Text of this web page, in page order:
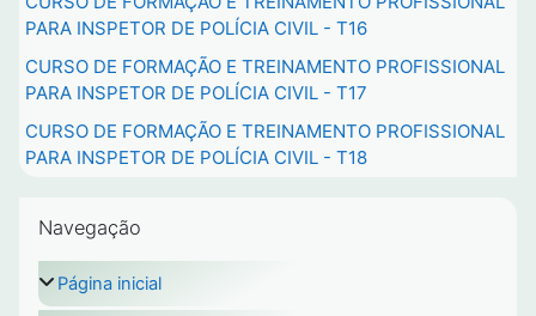
PARA INSPETOR DE POLÍCIA CIVIL - T16
CURSO DE FORMAÇÃO E TREINAMENTO PROFISSIONAL
PARA INSPETOR DE POLÍCIA CIVIL - T17
CURSO DE FORMAÇÃO E TREINAMENTO PROFISSIONAL
PARA INSPETOR DE POLÍCIA CIVIL - T18
Navegação
Página inicial